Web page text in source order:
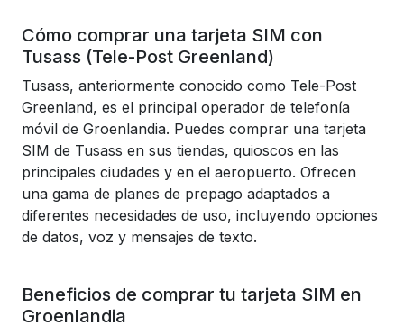
Cómo comprar una tarjeta SIM con
Tusass (Tele-Post Greenland)
Tusass, anteriormente conocido como Tele-Post
Greenland, es el principal operador de telefonía
móvil de Groenlandia. Puedes comprar una tarjeta
SIM de Tusass en sus tiendas, quioscos en las
principales ciudades y en el aeropuerto. Ofrecen
una gama de planes de prepago adaptados a
diferentes necesidades de uso, incluyendo opciones
de datos, voz y mensajes de texto.
Beneficios de comprar tu tarjeta SIM en
Groenlandia